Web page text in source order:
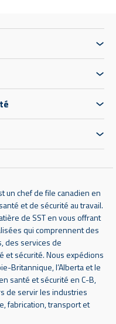
un chef de file canadien en
et de sécurité au travail.
de SST en vous offrant
qui comprennent des
des services de
et sécurité. Nous expédions
Britannique, l’Alberta et le
santé et sécurité en C-B,
de servir les industries
fabrication, transport et